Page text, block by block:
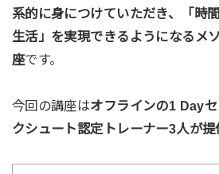
系的に身につけていただき、「時
生活」を実現できるようになるメ
座です。
今回の講座はオフラインの1 Day
クシュート認定トレーナー3人が提